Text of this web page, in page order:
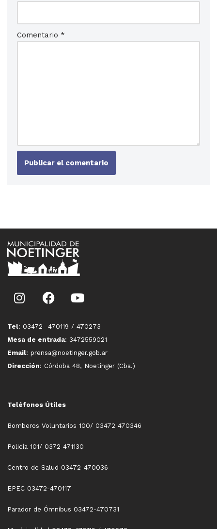
Comentario *
Tel: 03472 -470119 / 470273
Mesa de entrada: 3472559021
Email: prensa@noetinger.gob.ar
Dirección: Córdoba 48, Noetinger (Cba.)
Teléfonos Útiles
Bomberos Voluntarios 100/ 03472 470346
Policía 101/ 0372 471130
Centro de Salud 03472-470036
EPEC 03472-470117
Parador de Ómnibus 03472-470731